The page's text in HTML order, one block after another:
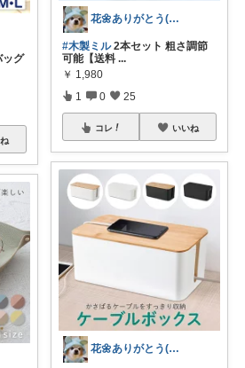
ッグ
花🌼ありがとう(*･ω･)*_ _)ﾍ
#木製ミル2本セット 粗さ調節
可能【送料 ...
￥ 1,980
1 0 25
コレ いいね
花🌼ありがとう(*･ω･)*_ _)ﾍ